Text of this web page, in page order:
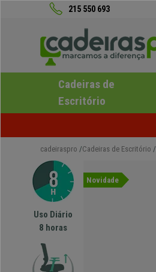
215 550 693
Cadeiras de
Escritório
cadeiraspro Cadeiras de Escritório
Uso Diário
8 horas
Novidade